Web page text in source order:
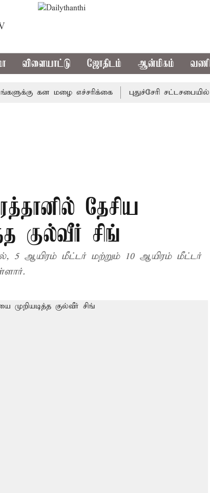
விளையாட்டு ஜோதிடம் ஆன்மிகம்
கன மழை எச்சரிக்கை புதுச்சேரி சட்டசபையில்
தேசிய
குல்வீர் சிங்
5 ஆயிரம் மீட்டர் மற்றும் 10 ஆயிரம் மீட்டர்